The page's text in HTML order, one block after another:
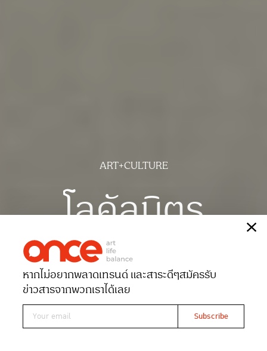
ART+CULTURE
โลคัลมิตร
เรื่องณัฐนนท์ จันทร์ขวาง
ภาพฉัตรชัย มาตยภูธร
Date 26-07-2025Views 3201
หากไม่อยากพลาดเทรนด์ และสาระดีๆสมัครรับ
ข่าวสารจากพวกเราได้เลย